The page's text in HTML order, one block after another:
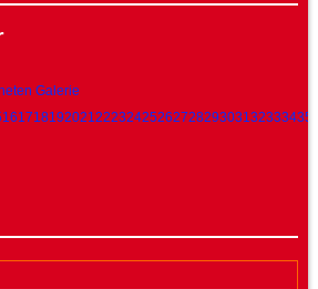
Galerie
1617181920212223242526272829303132333435